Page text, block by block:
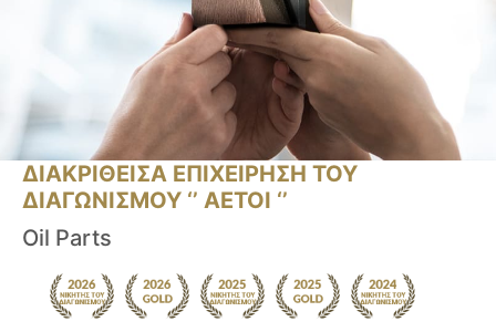
ΔΙΑΚΡΙΘΕΙΣΑ ΕΠΙΧΕΙΡΗΣΗ ΤΟΥ
ΔΙΑΓΩΝΙΣΜΟΥ ‘’ ΑΕΤΟΙ ‘’
Oil Parts